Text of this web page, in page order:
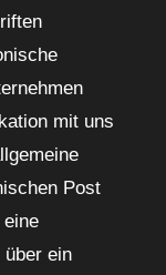
mit uns
Post
über ein